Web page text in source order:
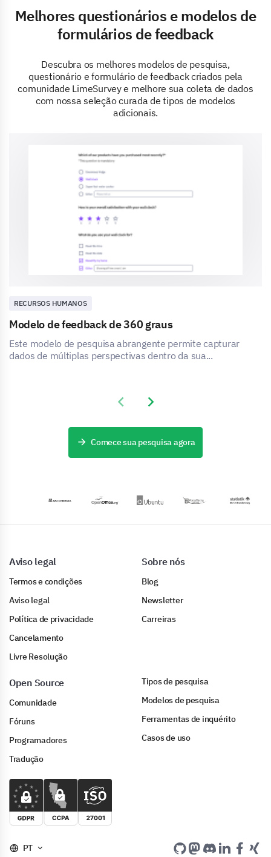
Melhores questionários e modelos de
formulários de feedback
Descubra os melhores modelos de pesquisa,
questionário e formulário de feedback criados pela
comunidade LimeSurvey e melhore sua coleta de dados
com nossa seleção curada de tipos de modelos
adicionais.
RECURSOS HUMANOS
Modelo de feedback de 360 graus
Este modelo de pesquisa abrangente permite capturar
dados de múltiplas perspectivas dentro da sua...
Previous slide
Next slide
Comece sua pesquisa agora
Aviso legal
Termos e condições
Aviso legal
Política de privacidade
Cancelamento
Livre Resolução
Sobre nós
Blog
Newsletter
Carreiras
Open Source
Comunidade
Fóruns
Programadores
Tradução
Tipos de pesquisa
Modelos de pesquisa
Ferramentas de inquérito
Casos de uso
PT